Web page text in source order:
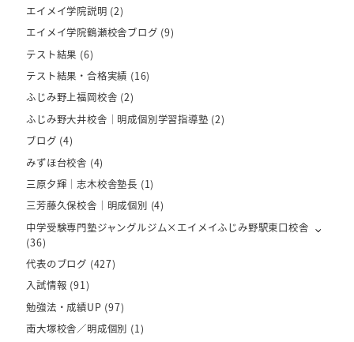
エイメイ学院説明 (2)
エイメイ学院鶴瀬校舎ブログ (9)
テスト結果 (6)
テスト結果・合格実績 (16)
ふじみ野上福岡校舎 (2)
ふじみ野大井校舎｜明成個別学習指導塾 (2)
ブログ (4)
みずほ台校舎 (4)
三原夕輝｜志木校舎塾長 (1)
三芳藤久保校舎｜明成個別 (4)
中学受験専門塾ジャングルジム×エイメイふじみ野駅東口校舎
(36)
代表のブログ (427)
入試情報 (91)
勉強法・成績UP (97)
南大塚校舎／明成個別 (1)